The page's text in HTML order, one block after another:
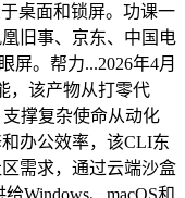
桌面和锁屏。功课一
旧事、京东、中国电
屏。帮力...2026年4月
，该产物从打零代
撑复杂使命从动化
办公效率，该CLI东
需求，通过云端沙盒